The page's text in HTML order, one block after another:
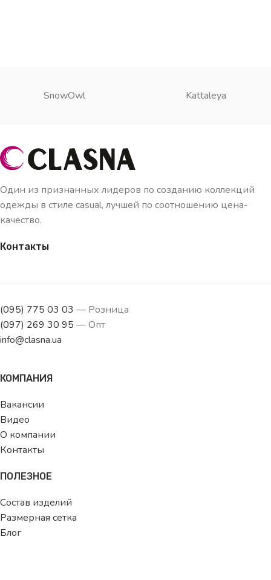
SnowOwl Kattaleya
Один из признанных лидеров по созданию коллекций
одежды в стиле casual, лучшей по соотношению цена-
качество.
Контакты
(095) 775 03 03 — Розница
(097) 269 30 95 — Опт
info@clasna.ua
КОМПАНИЯ
Вакансии
Видео
О компании
Контакты
ПОЛЕЗНОЕ
Состав изделий
Размерная сетка
Блог